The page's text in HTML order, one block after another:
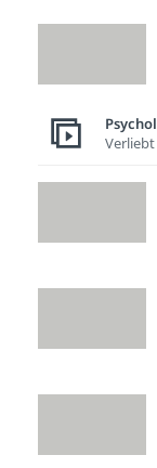
Verliebt